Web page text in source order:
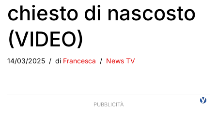
chiesto di nascosto
(VIDEO)
14/03/2025 di Francesca News TV